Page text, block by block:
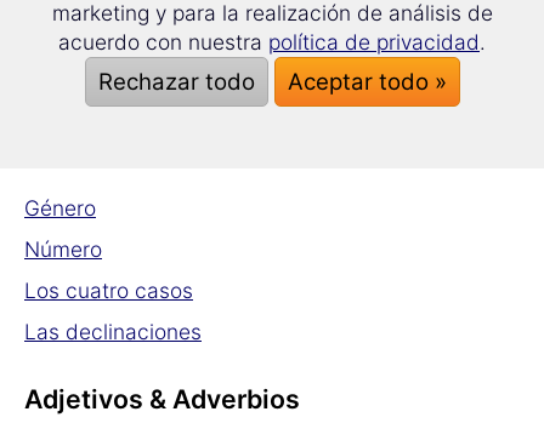
Artículo indeterminado
Sin artículo
Género
Número
Los cuatro casos
Las declinaciones
Adjetivos & Adverbios
marketing y para la realización de análisis de
acuerdo con nuestra política de privacidad.
Rechazar todo Aceptar todo »